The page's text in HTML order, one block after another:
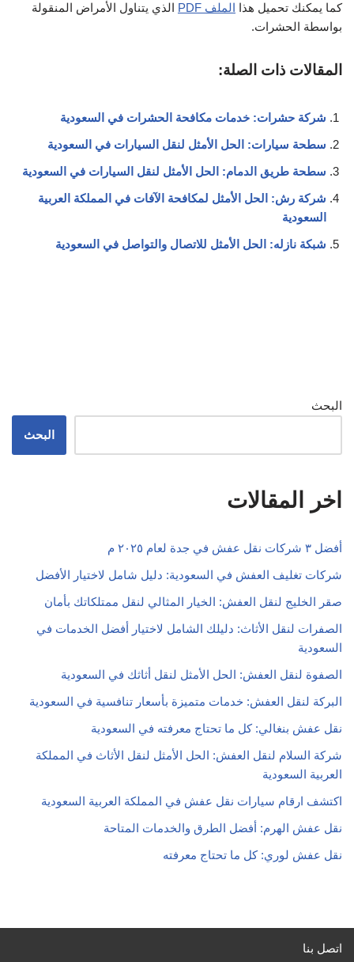
كما يمكنك تحميل هذا الملف PDF
الذي يتناول الأمراض المنقولة
بواسطة الحشرات.
المقالات ذات الصلة:
شركة حشرات: خدمات مكافحة الحشرات في السعودية
سطحة سيارات: الحل الأمثل لنقل السيارات في السعودية
سطحة طريق الدمام: الحل الأمثل لنقل السيارات في السعودية
شركة رش: الحل الأمثل لمكافحة الآفات في المملكة العربية
السعودية
شبكة نازله: الحل الأمثل للاتصال والتواصل في السعودية
البحث
البحث
اخر المقالات
أفضل ٣ شركات نقل عفش في جدة لعام ٢٠٢٥ م
شركات تغليف العفش في السعودية: دليل شامل لاختيار الأفضل
صقر الخليج لنقل العفش: الخيار المثالي لنقل ممتلكاتك بأمان
الصفرات لنقل الأثاث: دليلك الشامل لاختيار أفضل الخدمات في
السعودية
الصفوة لنقل العفش: الحل الأمثل لنقل أثاثك في السعودية
البركة لنقل العفش: خدمات متميزة بأسعار تنافسية في السعودية
نقل عفش بنغالي: كل ما تحتاج معرفته في السعودية
شركة السلام لنقل العفش: الحل الأمثل لنقل الأثاث في المملكة
العربية السعودية
اكتشف ارقام سيارات نقل عفش في المملكة العربية السعودية
نقل عفش الهرم: أفضل الطرق والخدمات المتاحة
نقل عفش لوري: كل ما تحتاج معرفته
اتصل بنا